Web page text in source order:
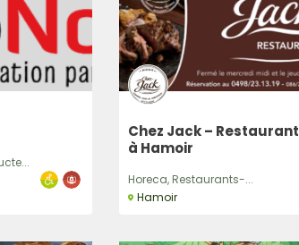
Chez Jack – Restaurant
à Hamoir
Horeca, Restaurants-...
Hamoir